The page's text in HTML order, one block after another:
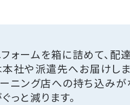
ォームを箱に詰めて、配
社や派遣先へお届けしま
ニング店への持ち込み
っと減ります。